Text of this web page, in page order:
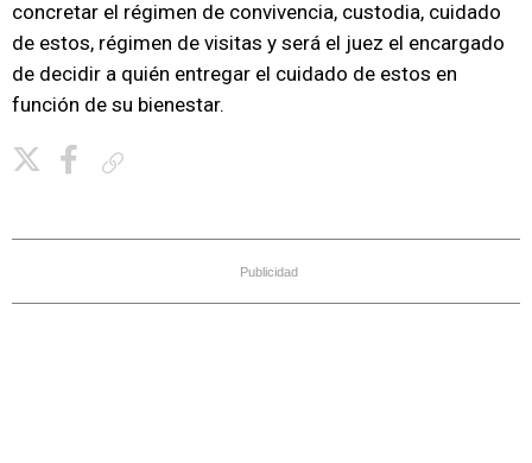
concretar el régimen de convivencia, custodia, cuidado
de estos, régimen de visitas y será el juez el encargado
de decidir a quién entregar el cuidado de estos en
función de su bienestar.
Publicidad